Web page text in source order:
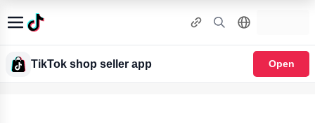
TikTok shop seller app Open